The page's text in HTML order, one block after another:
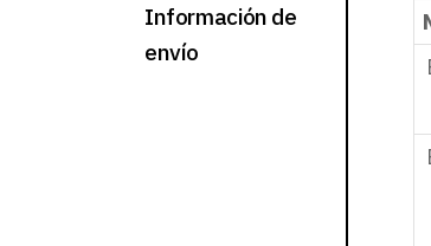
Información de
envío